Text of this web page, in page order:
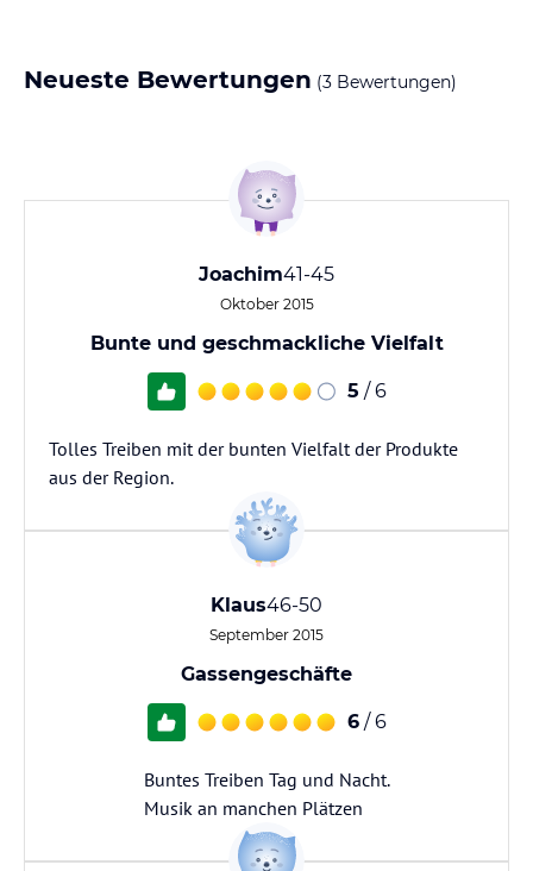
Neueste Bewertungen (3 Bewertungen)
Joachim41-45
Oktober 2015
Bunte und geschmackliche Vielfalt
5 / 6
Tolles Treiben mit der bunten Vielfalt der Produkte
aus der Region.
Klaus46-50
September 2015
Gassengeschäfte
6 / 6
Buntes Treiben Tag und Nacht.
Musik an manchen Plätzen